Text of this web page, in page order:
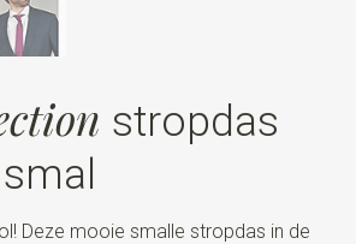
stropdas
Deze mooie smalle stropdas in de